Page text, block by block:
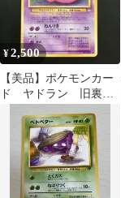
¥2,500
【美品】ポケモンカー
ド ヤドラン 旧裏